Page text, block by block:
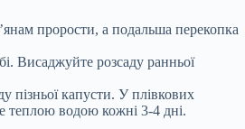
прорости, а подальша перекопка
Висаджуйте розсаду ранньої
пізньої капусти. У плівкових
теплою водою кожні 3-4 дні.